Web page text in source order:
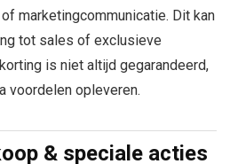
marketingcommunicatie. Dit kan
tot sales of exclusieve
is niet altijd gegarandeerd,
voordelen opleveren.
& speciale acties